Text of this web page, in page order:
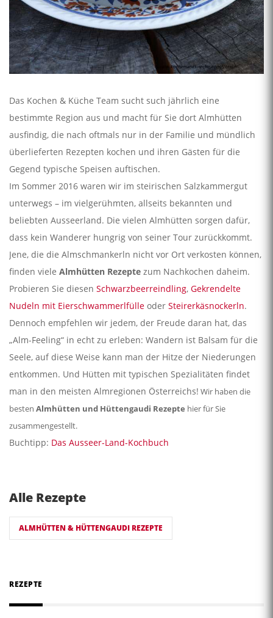
Das Kochen & Küche Team sucht such jährlich eine
bestimmte Region aus und macht für Sie dort Almhütten
ausfindig, die nach oftmals nur in der Familie und mündlich
überlieferten Rezepten kochen und ihren Gästen für die
Gegend typische Speisen auftischen.
Im Sommer 2016 waren wir im steirischen Salzkammergut
unterwegs – im vielgerühmten, allseits bekannten und
beliebten Ausseerland. Die vielen Almhütten sorgen dafür,
dass kein Wanderer hungrig von seiner Tour zurückkommt.
Jene, die die Almschmankerln nicht vor Ort verkosten können,
finden viele Almhütten Rezepte zum Nachkochen daheim.
Probieren Sie diesen Schwarzbeerreindling, Gekrendelte
Nudeln mit Eierschwammerlfülle oder Steirerkäsnockerln.
Dennoch empfehlen wir jedem, der Freude daran hat, das
„Alm-Feeling“ in echt zu erleben: Wandern ist Balsam für die
Seele, auf diese Weise kann man der Hitze der Niederungen
entkommen. Und Hütten mit typischen Spezialitäten findet
man in den meisten Almregionen Österreichs! Wir haben die
besten Almhütten und Hüttengaudi Rezepte hier für Sie
zusammengestellt.
Buchtipp: Das Ausseer-Land-Kochbuch
Alle Rezepte
ALMHÜTTEN & HÜTTENGAUDI REZEPTE
REZEPTE